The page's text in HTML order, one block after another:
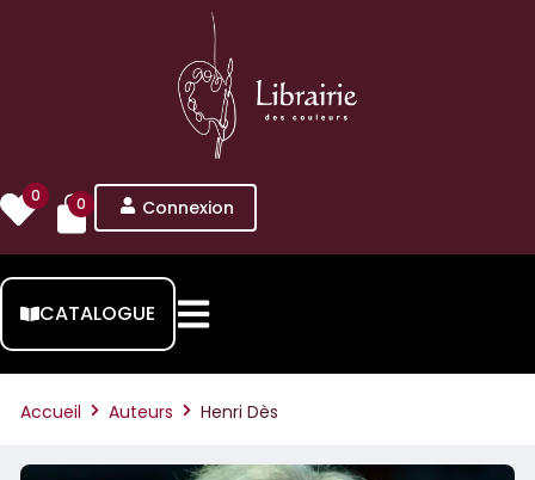
0 0 Connexion
CATALOGUE
Accueil Auteurs Henri Dès